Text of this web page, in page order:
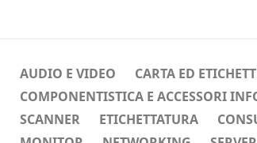
AUDIO E VIDEO CARTA ED
COMPONENTISTICA E ACCESSORI
SCANNER
ETICHETTATURA